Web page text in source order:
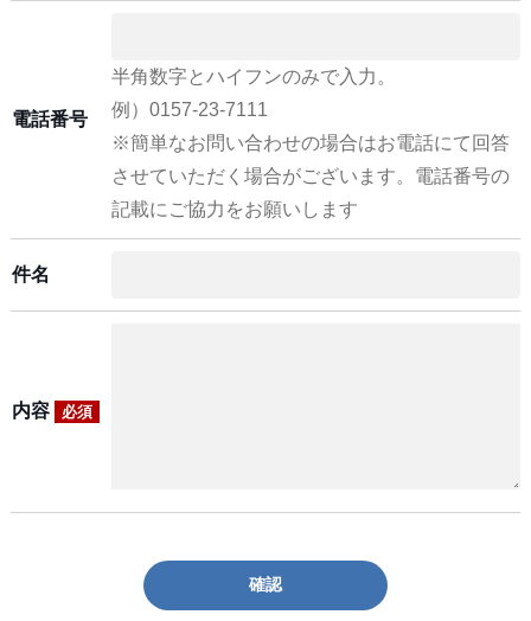
電話番号
半角数字とハイフンのみで入力。
例）0157-23-7111
※簡単なお問い合わせの場合はお電話にて回答
させていただく場合がございます。電話番号の
記載にご協力をお願いします
件名
内容 必須
確認